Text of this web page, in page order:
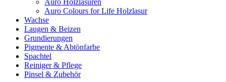
Auro Holzlasuren
Auro Colours for Life Holzlasur
Wachse
Laugen & Beizen
Grundierungen
Pigmente & Abtönfarbe
Spachtel
Reiniger & Pflege
Pinsel & Zubehör